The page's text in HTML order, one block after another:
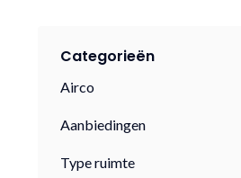
Categorieën
Airco
Aanbiedingen
Type ruimte